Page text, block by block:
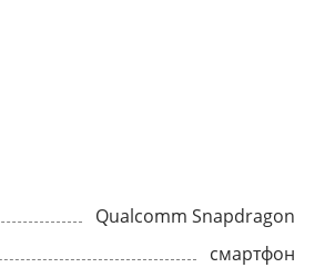
Qualcomm Snapdragon
смартфон